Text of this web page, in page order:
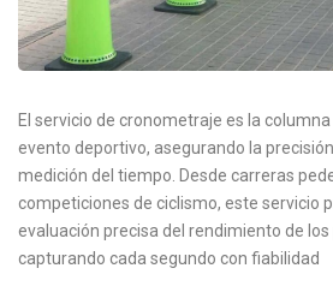
El servicio de cronometraje es la
evento deportivo, asegurando la
medición del tiempo. Desde carreras
competiciones de ciclismo, este servicio
evaluación precisa del rendimiento de
capturando cada segundo con fiabilidad